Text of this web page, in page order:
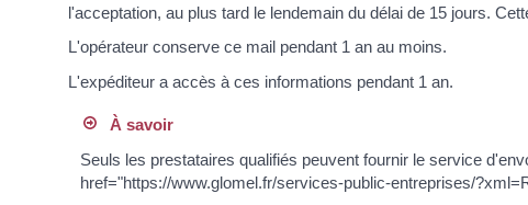
l'acceptation, au plus tard le lendemain du délai de 15 jours.
L'opérateur conserve ce mail pendant 1 an au moins.
L'expéditeur a accès à ces informations pendant 1 an.
À savoir
Seuls les prestataires qualifiés peuvent fournir le service
href="https://www.glomel.fr/services-public-entreprises/